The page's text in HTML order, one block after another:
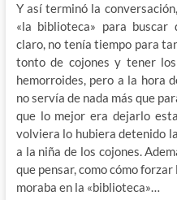
Y así terminó la
«la biblioteca» para
claro, no tenía tiempo para
tonto de cojones y tener
hemorroides, pero a la hora
no servía de nada más que
que lo mejor era dejarlo
volviera lo hubiera detenido
a la niña de los cojones.
que pensar, como cómo
moraba en la «biblioteca»…